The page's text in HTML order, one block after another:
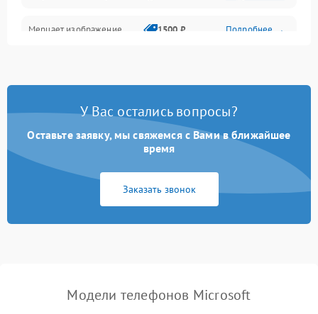
Мерцает изображение 1500 ₽ Подробнее →
У Вас остались вопросы?
Оставьте заявку, мы свяжемся с Вами в ближайшее
время
Заказать звонок
Модели телефонов Microsoft